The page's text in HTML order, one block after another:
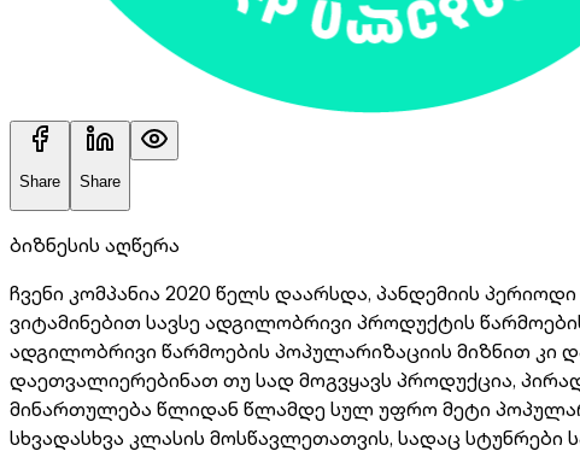
Share Share
ბიზნესის აღწერა
ჩვენი კომპანია 2020 წელს დაარსდა, პანდემიის
ვიტამინებით სავსე ადგილობრივი პროდუქტის
ადგილობრივი წარმოების პოპულარიზაციის მიზნით
დაეთვალიერებინათ თუ სად მოგვყავს პროდუქცია,
მინართულება წლიდან წლამდე სულ უფრო მეტი
სხვადასხვა კლასის მოსწავლეთათვის, სადაც